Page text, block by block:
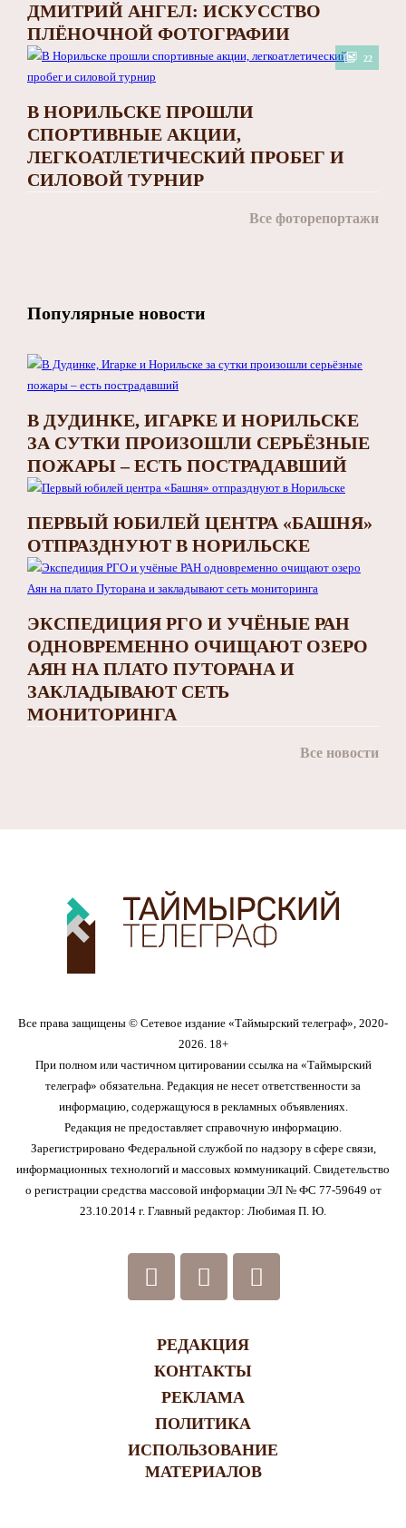
ДМИТРИЙ АНГЕЛ: ИСКУССТВО
ПЛЁНОЧНОЙ ФОТОГРАФИИ
22
В НОРИЛЬСКЕ ПРОШЛИ
СПОРТИВНЫЕ АКЦИИ,
ЛЕГКОАТЛЕТИЧЕСКИЙ ПРОБЕГ И
СИЛОВОЙ ТУРНИР
Все фоторепортажи
Популярные новости
В ДУДИНКЕ, ИГАРКЕ И НОРИЛЬСКЕ
ЗА СУТКИ ПРОИЗОШЛИ СЕРЬЁЗНЫЕ
ПОЖАРЫ – ЕСТЬ ПОСТРАДАВШИЙ
ПЕРВЫЙ ЮБИЛЕЙ ЦЕНТРА «БАШНЯ»
ОТПРАЗДНУЮТ В НОРИЛЬСКЕ
ЭКСПЕДИЦИЯ РГО И УЧЁНЫЕ РАН
ОДНОВРЕМЕННО ОЧИЩАЮТ ОЗЕРО
АЯН НА ПЛАТО ПУТОРАНА И
ЗАКЛАДЫВАЮТ СЕТЬ
МОНИТОРИНГА
Все новости
Все права защищены © Сетевое издание «Таймырский телеграф», 2020-
2026. 18+
При полном или частичном цитировании ссылка на «Таймырский
телеграф» обязательна. Редакция не несет ответственности за
информацию, содержащуюся в рекламных объявлениях.
Редакция не предоставляет справочную информацию.
Зарегистрировано Федеральной службой по надзору в сфере связи,
информационных технологий и массовых коммуникаций. Свидетельство
о регистрации средства массовой информации ЭЛ № ФС 77-59649 от
23.10.2014 г. Главный редактор: Любимая П. Ю.
РЕДАКЦИЯ
КОНТАКТЫ
РЕКЛАМА
ПОЛИТИКА
ИСПОЛЬЗОВАНИЕ
МАТЕРИАЛОВ